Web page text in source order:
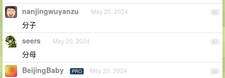
86
nanjingwuyanzu May 20, 2024
分子
87
seers May 20, 2024
分母
88
BeijingBaby PRO May 20, 2024